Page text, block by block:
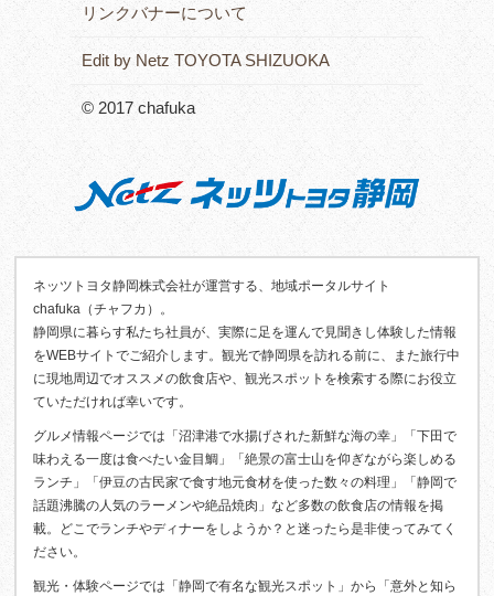
リンクバナーについて
Edit by Netz TOYOTA SHIZUOKA
© 2017 chafuka
ネッツトヨタ静岡株式会社が運営する、地域ポータルサイト
chafuka（チャフカ）。
静岡県に暮らす私たち社員が、実際に足を運んで見聞きし体験した情報
をWEBサイトでご紹介します。観光で静岡県を訪れる前に、また旅行中
に現地周辺でオススメの飲食店や、観光スポットを検索する際にお役立
ていただければ幸いです。
グルメ情報ページでは「沼津港で水揚げされた新鮮な海の幸」「下田で
味わえる一度は食べたい金目鯛」「絶景の富士山を仰ぎながら楽しめる
ランチ」「伊豆の古民家で食す地元食材を使った数々の料理」「静岡で
話題沸騰の人気のラーメンや絶品焼肉」など多数の飲食店の情報を掲
載。どこでランチやディナーをしようか？と迷ったら是非使ってみてく
ださい。
観光・体験ページでは「静岡で有名な観光スポット」から「意外と知ら